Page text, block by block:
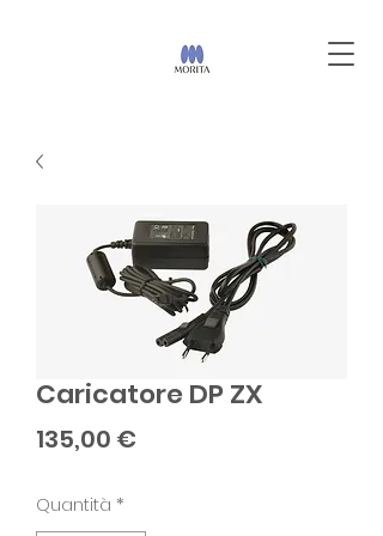
Caricatore DP ZX
135,00 €
Quantità *